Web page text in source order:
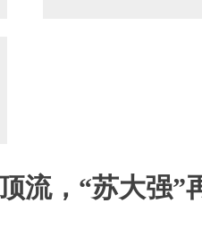
流，“苏大强”